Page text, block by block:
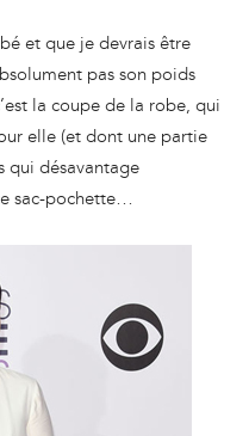
et que je devrais être
pas son poids
la coupe de la robe, qui
elle (et dont une partie
qui désavantage
sac-pochette…